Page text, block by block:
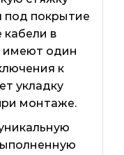
под покрытие
в
имеют один
к
укладку
монтаже.